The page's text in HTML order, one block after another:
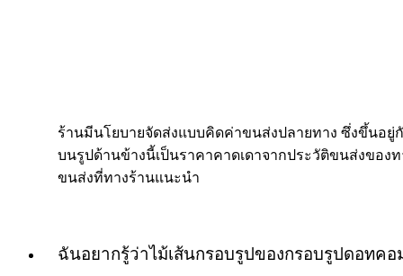
ร้านมีนโยบายจัดส่งแบบคิดค่าขนส่งปลายทาง ซึ่งขึ้นอ
บนรูปด้านข้างนี้เป็นราคาคาดเดาจากประวัติขนส่งของ
ขนส่งที่ทางร้านแนะนำ
ฉันอยากรู้ว่าไม้เส้นกรอบรูปของกรอบรูปดอทคอ